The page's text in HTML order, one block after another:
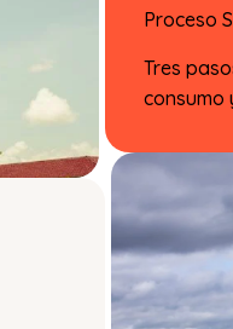
Proceso
Tres
consumo